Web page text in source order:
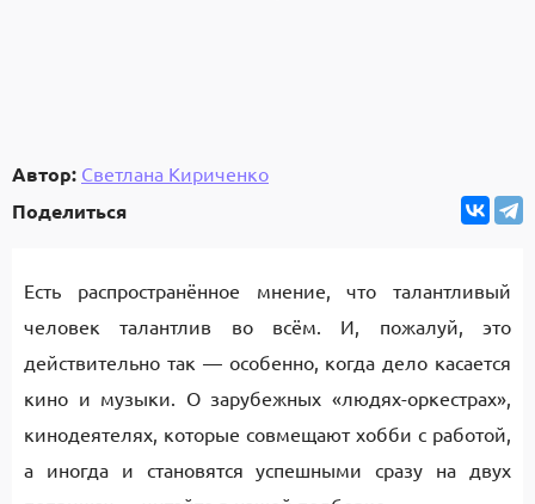
Автор: Светлана Кириченко
Поделиться
Есть распространённое мнение, что талантливый
человек талантлив во всём. И, пожалуй, это
действительно так — особенно, когда дело касается
кино и музыки. О зарубежных «людях-оркестрах»‎,
кинодеятелях, которые совмещают хобби с работой,
а иногда и становятся успешными сразу на двух